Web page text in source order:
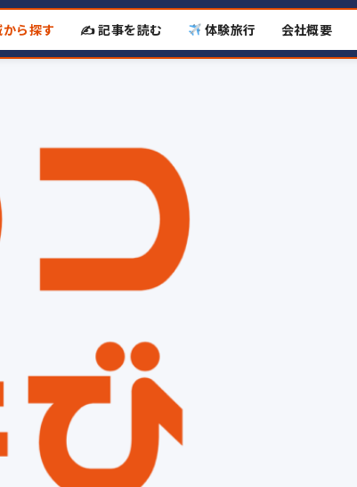
ら探す ✍️ 記事を読む 体験旅行 会社概要